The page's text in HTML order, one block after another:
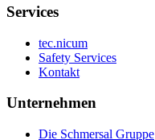
Services
tec.nicum
Safety Services
Kontakt
Unternehmen
Die Schmersal Gruppe